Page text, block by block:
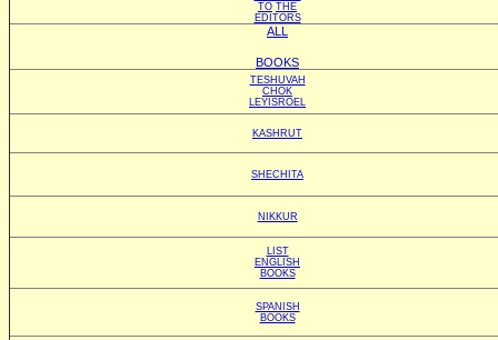
TO THE
EDITORS
ALL
BOOKS
TESHUVAH
CHOK
LEYISROEL
KASHRUT
SHECHITA
NIKKUR
LIST
ENGLISH
BOOKS
SPANISH
BOOKS